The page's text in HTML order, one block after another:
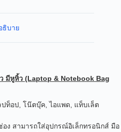
ธิบาย
มีหูหิ้ว (Laptop & Notebook Bag
ท็อป, โน๊ตบุ๊ค, ไอแพด, แท็บเล็ต
ง สามารถใส่อุปกรณ์อิเล็กทรอนิกส์ มือ